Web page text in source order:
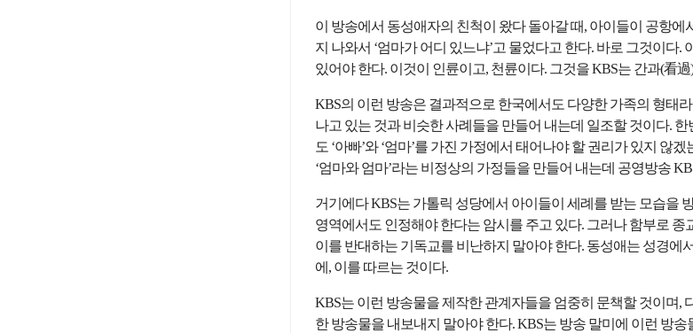
이 방송에서 동성애자의 친척이 왔다 돌아갈 때, 아이들이 공항에
지 나와서 ‘엄마가 어디 있느냐’고 물었다고 한다. 바로 그것이다.
있어야 한다. 이것이 인륜이고, 천륜이다. 그것을 KBS는 간과(看過
KBS의 이런 방송은 결과적으로 한국에서도 다양한 가족의 형태
나고 있는 것과 비슷한 사례들을 만들어 내는데 일조할 것이다. 한
도 ‘아빠’와 ‘엄마’를 가진 가정에서 태어나야 할 권리가 있지 않겠
‘엄마와 엄마’라는 비정상의 가정들을 만들어 내는데 공영방송
거기에다 KBS는 가톨릭 성당에서 아이들이 세례를 받는 모습을
영역에서도 인정해야 한다는 암시를 주고 있다. 그러나 함부로 종
이를 반대하는 기독교를 비난하지 말아야 한다. 동성애는 성경에
에, 이를 따르는 것이다.
KBS는 이런 방송물을 제작한 관계자들을 엄중히 문책할 것이며,
한 방송물을 내보내지 말아야 한다. KBS는 방송 말미에 이런 방송